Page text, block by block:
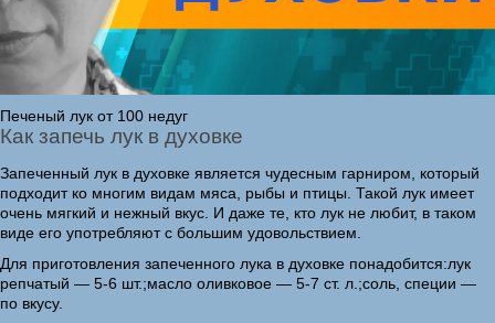
Печеный лук от 100 недуг
Как запечь лук в духовке
Запеченный лук в духовке является чудесным гарниром, который
подходит ко многим видам мяса, рыбы и птицы. Такой лук имеет
очень мягкий и нежный вкус. И даже те, кто лук не любит, в таком
виде его употребляют с большим удовольствием.
Для приготовления запеченного лука в духовке понадобится:лук
репчатый — 5-6 шт.;масло оливковое — 5-7 ст. л.;соль, специи —
по вкусу.